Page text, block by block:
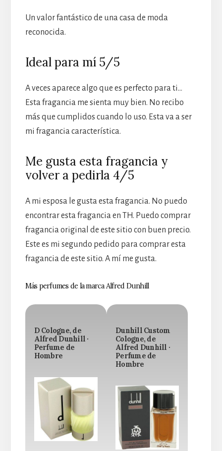
Un valor fantástico de una casa de moda
reconocida.
Ideal para mí 5/5
A veces aparece algo que es perfecto para ti…
Esta fragancia me sienta muy bien. No recibo
más que cumplidos cuando lo uso. Esta va a ser
mi fragancia característica.
Me gusta esta fragancia y
volver a pedirla 4/5
A mi esposa le gusta esta fragancia. No puedo
encontrar esta fragancia en TH. Puedo comprar
fragancia original de este sitio con buen precio.
Este es mi segundo pedido para comprar esta
fragancia de este sitio. A mí me gusta.
Más perfumes de la marca Alfred Dunhill
D Cologne, de
Alfred Dunhill ·
Perfume de
Hombre
Dunhill Custom
Cologne, de
Alfred Dunhill ·
Perfume de
Hombre